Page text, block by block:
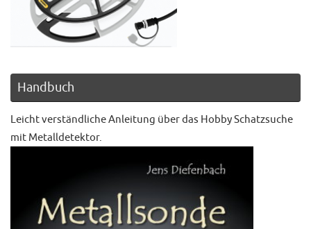
Handbuch
Leicht verständliche Anleitung über das Hobby Schatzsuche
mit Metalldetektor.